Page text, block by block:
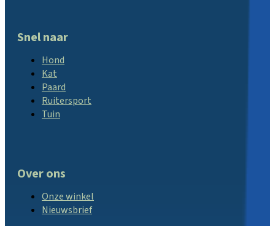
Snel naar
Hond
Kat
Paard
Ruitersport
Tuin
Over ons
Onze winkel
Nieuwsbrief